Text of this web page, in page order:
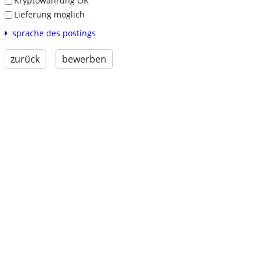
Lieferung möglich
sprache des postings
zurück bewerben